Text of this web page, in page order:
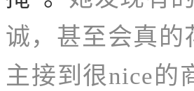
诚，甚至会真的
主接到很nice的